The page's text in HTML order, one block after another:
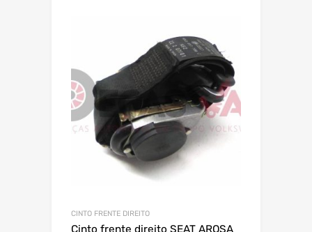
CINTO FRENTE DIREITO
Cinto frente direito SEAT AROSA